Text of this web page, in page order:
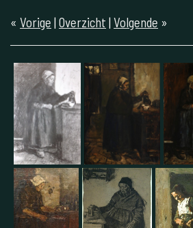
« Vorige | Overzicht | Volgende »